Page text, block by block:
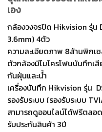
เอง
กล้องวงจรปิด Hikvision รุ่น
3.6mm) 4ตัว
ความละเอียดภาพ 8ล้านพิกเ
ตัวกล้องมีไมโครโฟนบันทึกเสี
กันฝุ่นและน้ำ
เครื่องบันทึก Hikvision รุ่น
รองรับระบบ (รองรับระบบ
สามารถดูออนไลน์ได้ฟรีตลอ
รับประกันสินค้า 3ปี